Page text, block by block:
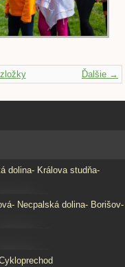
Ďalšie →
dolina- Králova studňa-
Necpalská dolina- Borišov-